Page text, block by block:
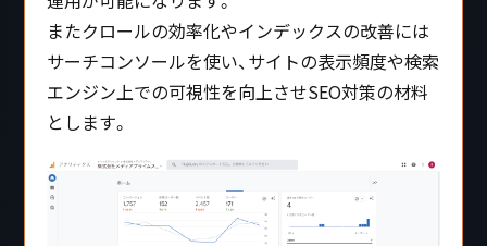
またクロールの効率化やインデックスの改善には
サーチコンソールを使い、サイトの表示頻度や検索
エンジン上での可視性を向上させSEO対策の材料
とします。